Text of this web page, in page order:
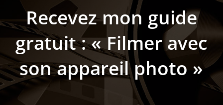
Recevez mon guide
gratuit : « Filmer avec
son appareil photo »